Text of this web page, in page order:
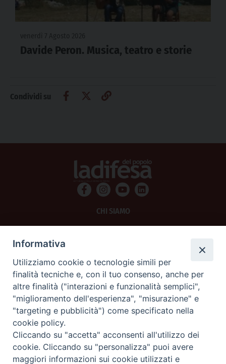
Davide Peron. Musica, teatro e storie
Condividi su
CHI SIAMO
SCRIVICI
La Difesa srl - P.iva 05125420280
La Difesa del Popolo percepisce i contributi pubblici all'editoria.
La Difesa del Popolo, tramite la Fisc (Federazione Italiana Settimanali Cattolici)
ha aderito allo IAP (Istituto dell'Autodisciplina Pubblicitaria) accettando il Codice
di Autodisciplina della Comunicazione Commerciale.
La Difesa del Popolo è una testata registrata presso il Tribunale di Padova
Informativa
Utilizziamo cookie o tecnologie simili per
finalità tecniche e, con il tuo consenso, anche per
altre finalità ("interazioni e funzionalità semplici",
"miglioramento dell'esperienza", "misurazione" e
"targeting e pubblicità") come specificato nella
cookie policy.
Cliccando su "accetta" acconsenti all'utilizzo dei
cookie. Cliccando su "personalizza" puoi avere
maggiori informazioni sui cookie utilizzati e